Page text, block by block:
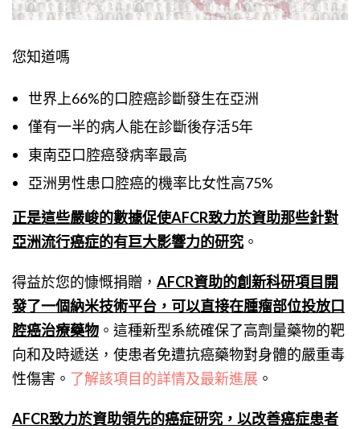
您知道嗎
世界上66%的口腔癌診斷發生在亞洲
僅有一半的病人能在診斷後存活5年
東南亞口腔癌發病率最高
亞洲男性患口腔癌的機率比女性高75%
正是這些嚴峻的數據促使AFCR致力於資助那些針對
亞洲流行癌症的有巨大影響力的研究。
得益於您的慷慨捐贈， AFCR資助的創新科研項目開
發了一個納米技術平台，可以直接在腫瘤部位投放口
腔癌治療藥物 。這種新型系統確保了高劑量藥物的靶
向和及時遞送，使患者免遭抗癌藥物對身體的嚴重毒
性傷害。 了解該項目的詳情及最新進展 。
AFCR致力於資助領先的癌症研究，以改善癌症患者